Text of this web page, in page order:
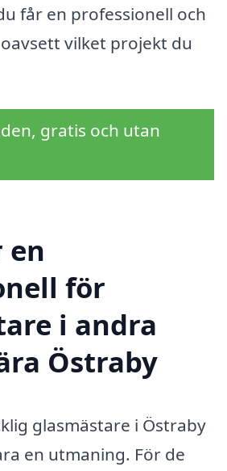
får en professionell och
vilket projekt du
gratis och utan
en
för
i andra
Östraby
glasmästare i Östraby
en utmaning. För de